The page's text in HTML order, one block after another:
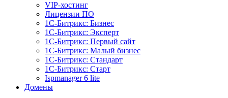
VIP-хостинг
Лицензии ПО
1С-Битрикс: Бизнес
1С-Битрикс: Эксперт
1С-Битрикс: Первый сайт
1С-Битрикс: Малый бизнес
1С-Битрикс: Стандарт
1С-Битрикс: Старт
Ispmanager 6 lite
Домены